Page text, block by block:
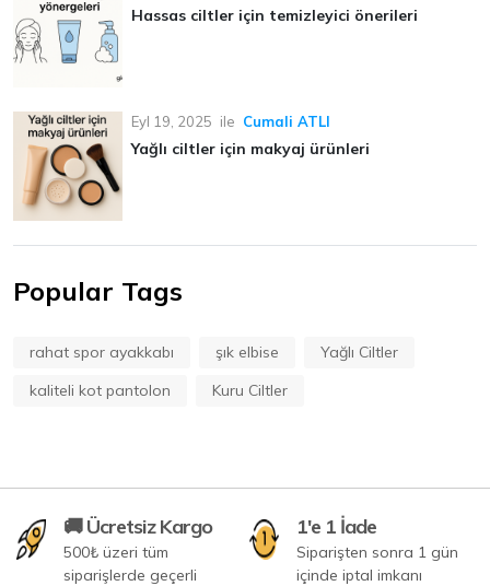
Hassas ciltler için temizleyici önerileri
Eyl 19, 2025 ile Cumali ATLI
Yağlı ciltler için makyaj ürünleri
Popular Tags
rahat spor ayakkabı şık elbise
Yağlı Ciltler
kaliteli kot pantolon
Kuru Ciltler
🚚 Ücretsiz Kargo
500₺ üzeri tüm
siparişlerde geçerli
1'e 1 İade
Siparişten sonra 1 gün
içinde iptal imkanı